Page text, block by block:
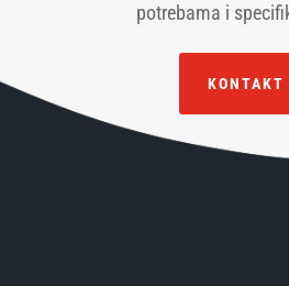
potrebama i
KONTAKT